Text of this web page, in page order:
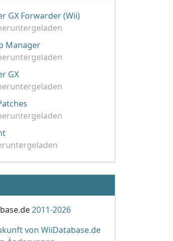
GX Forwarder (Wii)
Manager
GX
2011-2026
von WiiDatabase.de